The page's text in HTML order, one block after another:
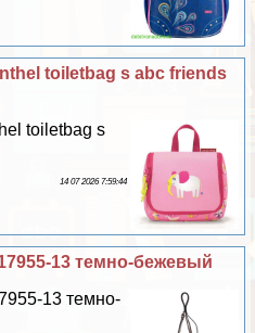
toiletbag s abc friends
toiletbag s
14 07 2026 7:59:44
13 темно-бежевый
13 темно-